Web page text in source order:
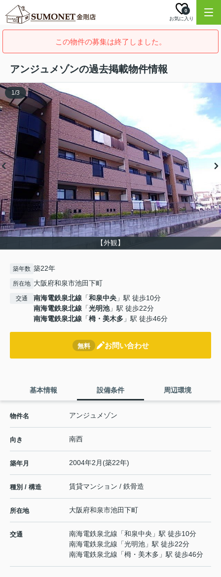
お気に入り
0
この物件の募集は終了しました。
アンジュメゾンの過去掲載物件情報
【外観】
1/3
築年数 築22年
所在地 大阪府和泉市池田下町
交通 南海電鉄泉北線 「和泉中央 」駅 徒歩10分
南海電鉄泉北線 「光明池」駅 徒歩22分
南海電鉄泉北線 「栂・美木多 」駅 徒歩46分
無料 お問い合わせ
基本情報 設備条件 周辺環境
物件名 アンジュメゾン
向き 南西
築年月 2004年2月(築22年)
種別 / 構造 賃貸マンション / 鉄骨造
所在地 大阪府和泉市池田下町
交通 南海電鉄泉北線 「和泉中央 」駅 徒歩10分
南海電鉄泉北線 「光明池 」駅 徒歩22分
南海電鉄泉北線 「栂・美木多 」駅 徒歩46分